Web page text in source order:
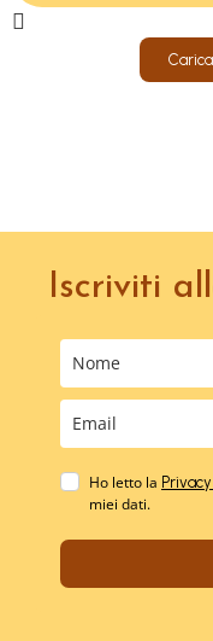
Iscriviti
Ho letto la
miei dati.